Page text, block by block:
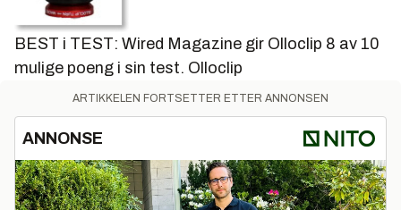
BEST i TEST: Wired Magazine gir Olloclip 8 av 10
mulige poeng i sin test. Olloclip
ARTIKKELEN FORTSETTER ETTER ANNONSEN
ANNONSE